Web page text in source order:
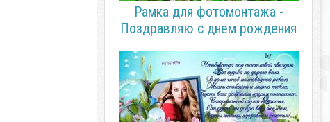
Рамка для фотомонтажа -
Поздравляю с днем рождения